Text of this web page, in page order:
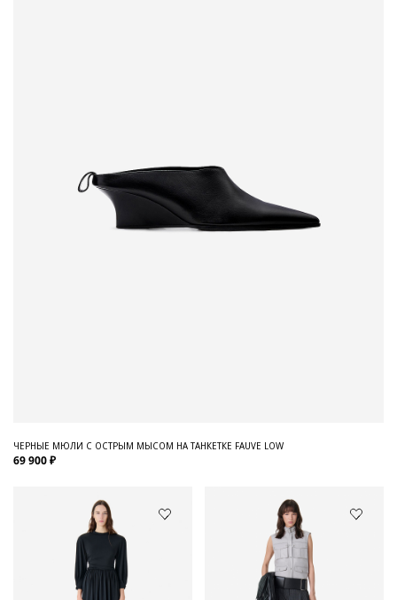
ЧЕРНЫЕ МЮЛИ С ОСТРЫМ МЫСОМ НА ТАНКЕТКЕ FAUVE LOW
69 900 ₽